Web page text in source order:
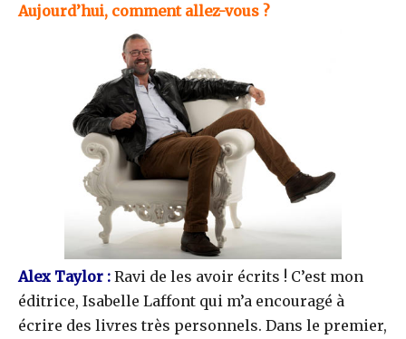
Aujourd’hui, comment allez-vous ?
Alex Taylor : Ravi de les avoir écrits ! C’est mon
éditrice, Isabelle Laffont qui m’a encouragé à
écrire des livres très personnels. Dans le premier,